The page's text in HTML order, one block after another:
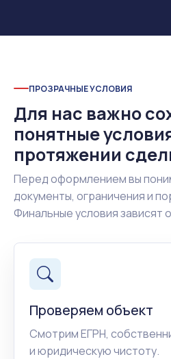
ПРОЗРАЧНЫЕ УСЛОВИЯ
Для нас важно
понятные
протяжении
Перед оформлением вы
документы, ограничения и
Финальные условия зависят
Проверяем объект
Смотрим ЕГРН,
и юридическую чистоту.